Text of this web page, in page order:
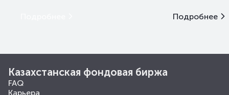
Подробнее
Казахстанская фондовая биржа
FAQ
Карьера